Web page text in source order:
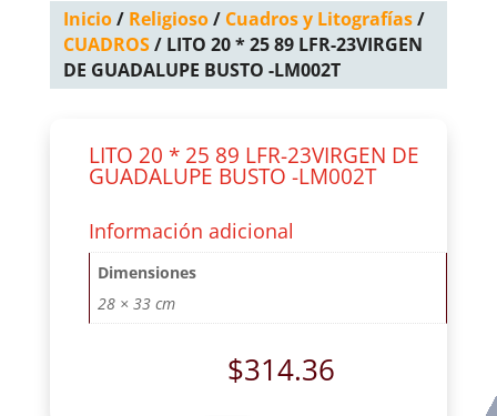
Inicio/ Religioso/ Cuadros y Litografías/
CUADROS/ LITO 20 * 25 89 LFR-23VIRGEN
DE GUADALUPE BUSTO -LM002T
LITO 20 * 25 89 LFR-23VIRGEN DE
GUADALUPE BUSTO -LM002T
Información adicional
Dimensiones
28 × 33 cm
$314.36